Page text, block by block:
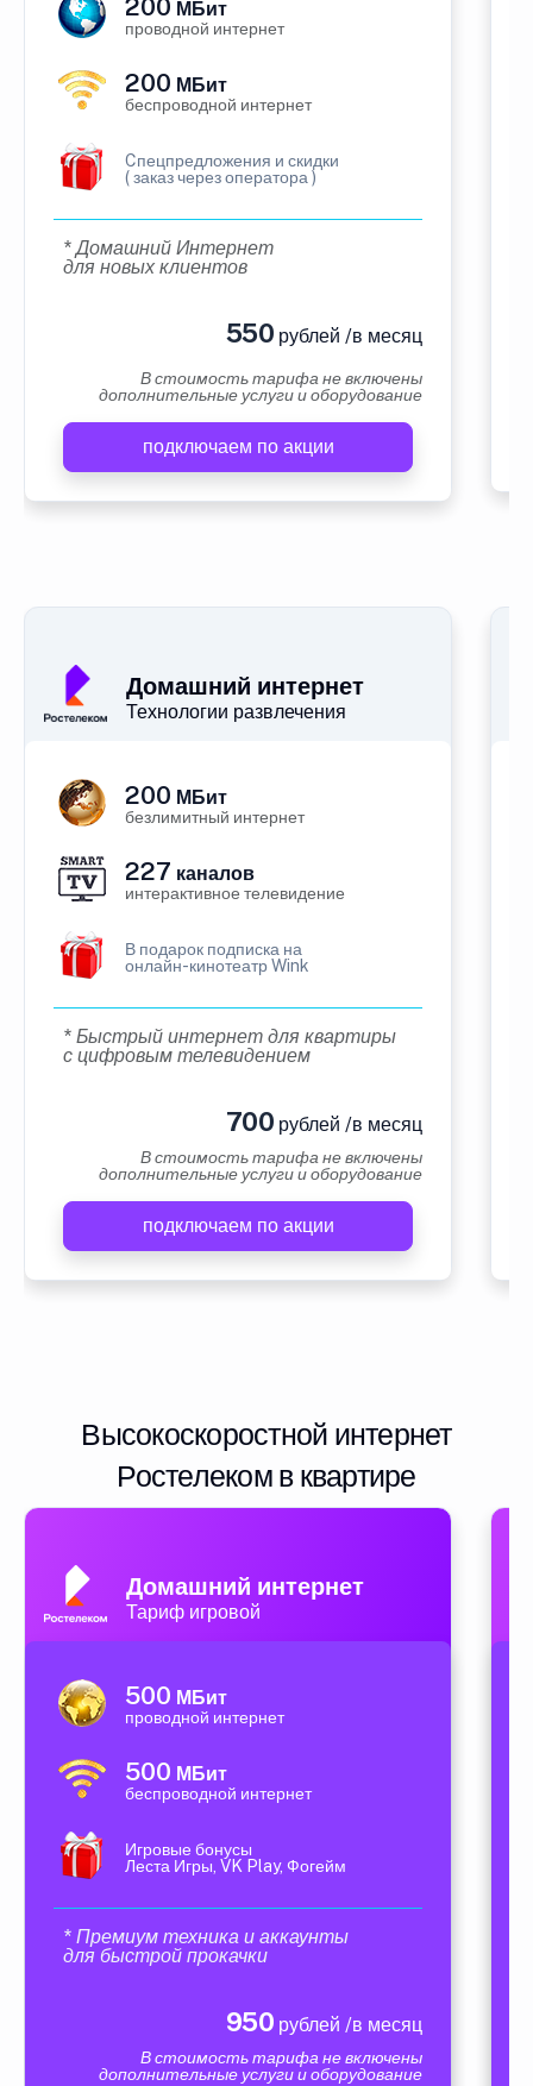
200 МБит
проводной интернет
200 МБит
беспроводной интернет
Cпецпредложения и скидки
( заказ через оператора )
* Домашний Интернет
для новых клиентов
550 рублей /в месяц
В стоимость тарифа не включены
дополнительные услуги и оборудование
подключаем по акции
Домашний интернет
Технологии развлечения
200 МБит
безлимитный интернет
227 каналов
интерактивное телевидение
В подарок подписка на
онлайн-кинотеатр Wink
* Быстрый интернет для квартиры
с цифровым телевидением
700 рублей /в месяц
В стоимость тарифа не включены
дополнительные услуги и оборудование
подключаем по акции
Высокоскоростной интернет
Ростелеком в квартире
Домашний интернет
Тариф игровой
500 МБит
проводной интернет
500 МБит
беспроводной интернет
Игровые бонусы
Леста Игры, VK Play, Фогейм
* Премиум техника и аккаунты
для быстрой прокачки
950 рублей /в месяц
В стоимость тарифа не включены
дополнительные услуги и оборудование